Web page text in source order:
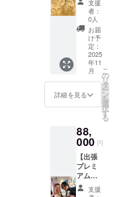
日抽選
に当選
した方
は原画
をプレ
ゼント
プレミ
アムチ
ケッ
ト：
交通費
は別途
ご負担
下さい
※詳細は
メール
にてご
イン
レー
ザー彫
刻 】 月
夜見(ツ
クヨミ)
をデザ
インし
た MDF
レー
ザー彫
刻作品
しま
す。
（商品
の説
明） ・
数量：1
点 ・サ
支援
者：
0人
お届
け予
定：
2025
年11
月
詳細を見る
こ
の
リ
タ
ー
ン
を
選
択
す
る
88,
000 円
【出張
プレミ
アム訪
問プラ
ン】 雅
支援